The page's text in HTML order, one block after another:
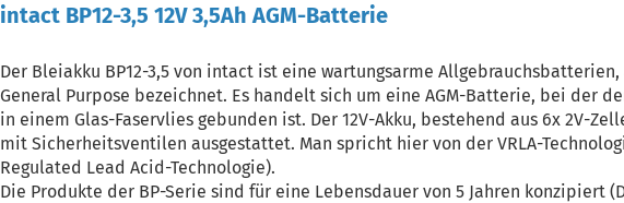
intact BP12-3,5 12V 3,5Ah AGM-Batterie
Der Bleiakku BP12-3,5 von intact ist eine wartungsarme Allgebrauchsbatterien,
General Purpose bezeichnet. Es handelt sich um eine AGM-Batterie, bei der
in einem Glas-Faservlies gebunden ist. Der 12V-Akku, bestehend aus 6x 2V-
mit Sicherheitsventilen ausgestattet. Man spricht hier von der VRLA-
Regulated Lead Acid-Technologie).
Die Produkte der BP-Serie sind für eine Lebensdauer von 5 Jahren konzipiert